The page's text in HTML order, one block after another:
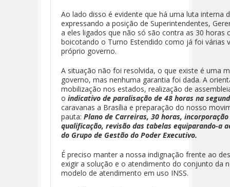
Ao lado disso é evidente que há uma luta interna
expressando a posição de Superintendentes,
a eles ligados que não só são contra as 30 horas
boicotando o Turno Estendido como já foi várias
próprio governo.
A situação não foi resolvida, o que existe é uma
governo, mas nenhuma garantia foi dada. A
mobilização nos estados, realização de
o indicativo de paralisação de 48 horas na
caravanas a Brasília e preparação do nosso
pauta: Plano de Carreiras, 30 horas, incorporação
qualificação, revisão das tabelas equiparando-a
do Grupo de Gestão do Poder Executivo.
É preciso manter a nossa indignação frente ao
exigir a solução e o atendimento do conjunto da
modelo de atendimento em uso INSS.